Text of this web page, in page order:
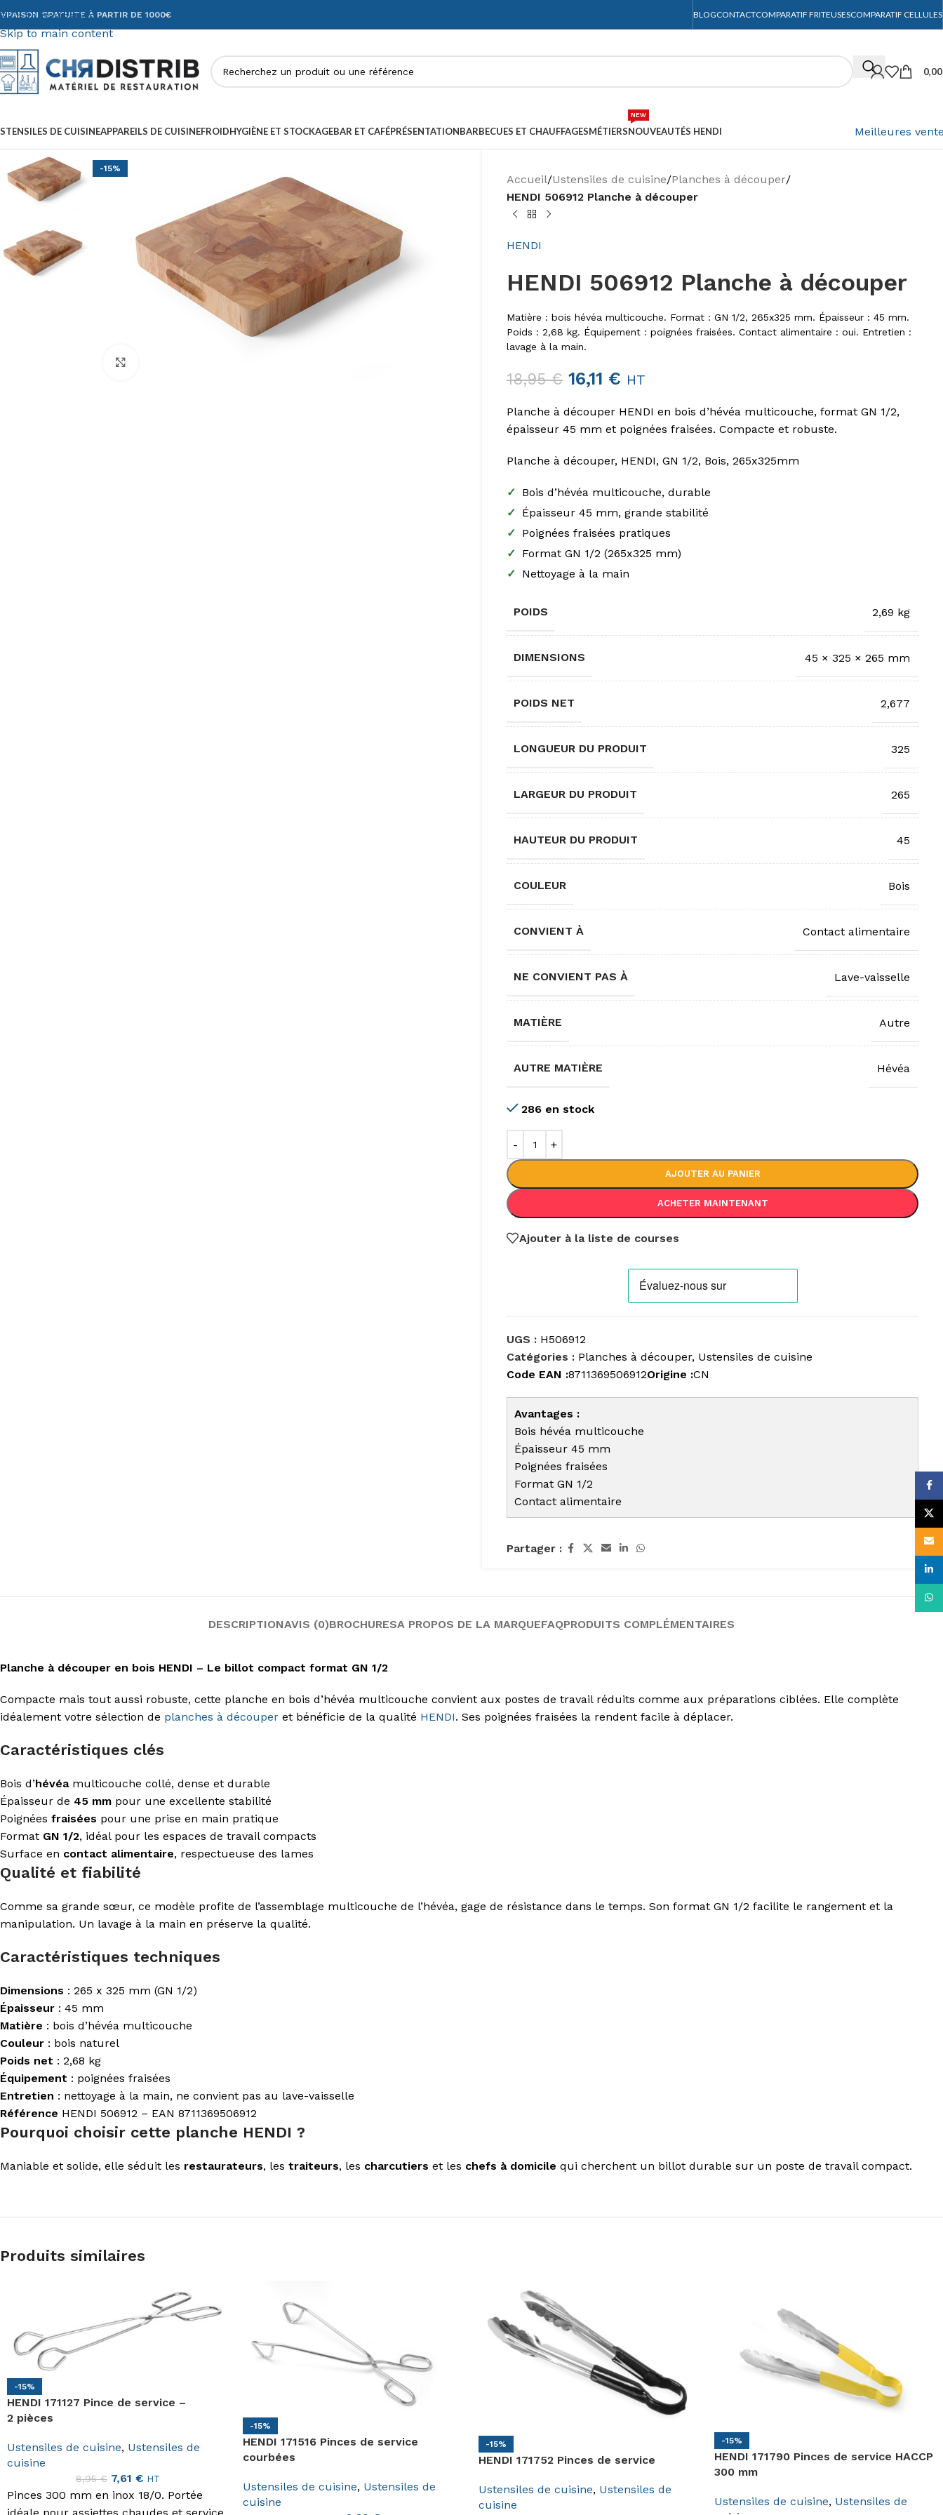
Skip to navigation
Skip to main content
GRATUITE À PARTIR DE 1000€ BLOGCONTACTCOMPARATIF FRITEUSESCOMPARATIF CELLULES
DE CUISINEAPPAREILS DE CUISINEFROIDHYGIÈNE ET STOCKAGEBAR ET CAFÉPRÉSENTATIONBARBECUES ET CHAUFFAGESMÉTIERSNOUVEAUTÉS HENDI
NEW
Meilleures
-15%
Accueil/Ustensiles de cuisine/Planches à découper/
HENDI 506912 Planche à découper
HENDI
HENDI 506912 Planche à découper
Matière : bois hévéa multicouche. Format : GN 1/2, 265x325 mm. Épaisseur : 45 mm.
Poids : 2,68 kg. Équipement : poignées fraisées. Contact alimentaire : oui. Entretien :
lavage à la main.
18,95€ 16,11 € HT
Planche à découper HENDI en bois d’hévéa multicouche, format GN 1/2,
épaisseur 45 mm et poignées fraisées. Compacte et robuste.
Planche à découper, HENDI, GN 1/2, Bois, 265x325mm
✓ Bois d’hévéa multicouche, durable
✓ Épaisseur 45 mm, grande stabilité
✓ Poignées fraisées pratiques
✓ Format GN 1/2 (265x325 mm)
✓ Nettoyage à la main
POIDS 2,69 kg
DIMENSIONS 45 × 325 × 265 mm
POIDS NET 2,677
LONGUEUR DU PRODUIT 325
LARGEUR DU PRODUIT 265
HAUTEUR DU PRODUIT 45
COULEUR Bois
CONVIENT À Contact alimentaire
NE CONVIENT PAS À Lave-vaisselle
MATIÈRE Autre
AUTRE MATIÈRE Hévéa
286 en stock
AJOUTER AU PANIER
ACHETER MAINTENANT
Ajouter à la liste de courses
UGS : H506912
Catégories : Planches à découper, Ustensiles de cuisine
Code EAN :8711369506912Origine :CN
Avantages :
Bois hévéa multicouche
Épaisseur 45 mm
Poignées fraisées
Format GN 1/2
Contact alimentaire
Partager :
DESCRIPTIONAVIS (0)BROCHURESA PROPOS DE LA MARQUEFAQPRODUITS COMPLÉMENTAIRES
Planche à découper en bois HENDI – Le billot compact format GN 1/2
Compacte mais tout aussi robuste, cette planche en bois d’hévéa multicouche convient aux postes de travail réduits comme aux préparations ciblées. Elle complète
idéalement votre sélection de planches à découper et bénéficie de la qualité HENDI. Ses poignées fraisées la rendent facile à déplacer.
Caractéristiques clés
Bois d’hévéamulticouche collé, dense et durable
Épaisseur de 45 mm pour une excellente stabilité
Poignées fraisées pour une prise en main pratique
Format GN 1/2, idéal pour les espaces de travail compacts
Surface en contact alimentaire, respectueuse des lames
Qualité et fiabilité
Comme sa grande sœur, ce modèle profite de l’assemblage multicouche de l’hévéa, gage de résistance dans le temps. Son format GN 1/2 facilite le rangement et la
manipulation. Un lavage à la main en préserve la qualité.
Caractéristiques techniques
Dimensions : 265 x 325 mm (GN 1/2)
Épaisseur : 45 mm
Matière : bois d’hévéa multicouche
Couleur : bois naturel
Poids net : 2,68 kg
Équipement : poignées fraisées
Entretien : nettoyage à la main, ne convient pas au lave-vaisselle
Référence HENDI 506912 – EAN 8711369506912
Pourquoi choisir cette planche HENDI ?
Maniable et solide, elle séduit les restaurateurs, les traiteurs, les charcutiers et les chefs à domicile qui cherchent un billot durable sur un poste de travail compact.
Produits similaires
-15%
HENDI 171127 Pince de service –
2 pièces
Ustensiles de cuisine, Ustensiles de
cuisine
8,95€ 7,61 € HT
Pinces 300 mm en inox 18/0. Portée
-15%
HENDI 171516 Pinces de service
courbées
Ustensiles de cuisine, Ustensiles de
cuisine
-15%
HENDI 171752 Pinces de service
Ustensiles de cuisine, Ustensiles de
cuisine
-15%
HENDI 171790 Pinces de service HACCP
300 mm
Ustensiles de cuisine, Ustensiles de
Email